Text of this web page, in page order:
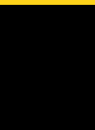
Non testé
de